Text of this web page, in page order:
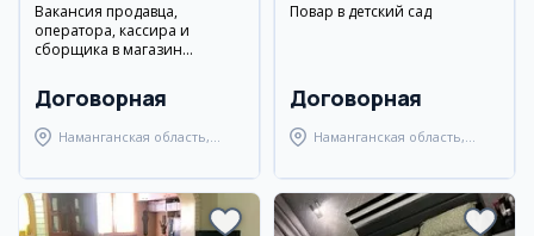
Вакансия продавца,
оператора, кассира и
сборщика в магазин
Договорная
Наманганская область,
Повар в детский сад
Договорная
Наманганская область,